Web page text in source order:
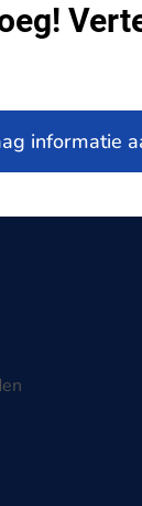
informatie